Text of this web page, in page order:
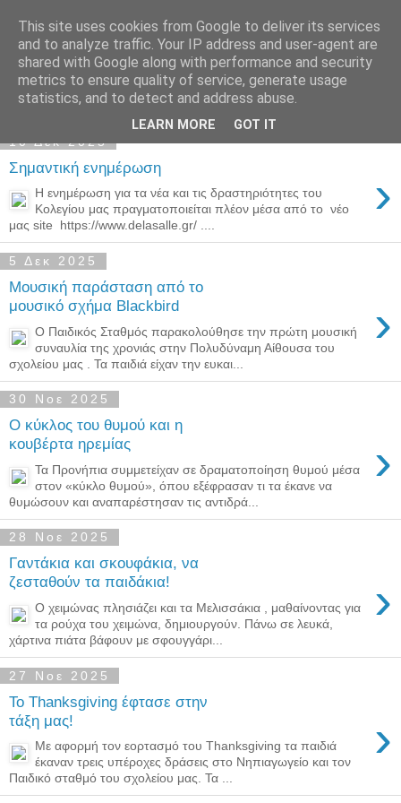
Παιδικός Σταθμός-
Νηπιαγωγείο "ΔΕΛΑΣΑΛ"
10 Δεκ 2025
Σημαντική ενημέρωση ›
Η ενημέρωση για τα νέα και τις δραστηριότητες του
Κολεγίου μας πραγματοποιείται πλέον μέσα από το νέο
μας site https://www.delasalle.gr/ ....
5 Δεκ 2025
Μουσική παράσταση από το
μουσικό σχήμα Blackbird
›
Ο Παιδικός Σταθμός παρακολούθησε την πρώτη μουσική
συναυλία της χρονιάς στην Πολυδύναμη Αίθουσα του
σχολείου μας . Τα παιδιά είχαν την ευκαι...
30 Νοε 2025
Ο κύκλος του θυμού και η
κουβέρτα ηρεμίας
›
Τα Προνήπια συμμετείχαν σε δραματοποίηση θυμού μέσα
στον «κύκλο θυμού», όπου εξέφρασαν τι τα έκανε να
θυμώσουν και αναπαρέστησαν τις αντιδρά...
28 Νοε 2025
Γαντάκια και σκουφάκια, να
ζεσταθούν τα παιδάκια!
›
Ο χειμώνας πλησιάζει και τα Μελισσάκια , μαθαίνοντας για
τα ρούχα του χειμώνα, δημιουργούν. Πάνω σε λευκά,
χάρτινα πιάτα βάφουν με σφουγγάρι...
27 Νοε 2025
Το Thanksgiving έφτασε στην
τάξη μας!
›
Με αφορμή τον εορτασμό του Thanksgiving τα παιδιά
έκαναν τρεις υπέροχες δράσεις στο Νηπιαγωγείο και τον
Παιδικό σταθμό του σχολείου μας. Τα ...
This site uses cookies from Google to deliver its services
and to analyze traffic. Your IP address and user-agent are
shared with Google along with performance and security
metrics to ensure quality of service, generate usage
statistics, and to detect and address abuse.
LEARN MORE GOT IT